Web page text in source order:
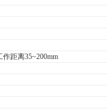
距离35~200mm